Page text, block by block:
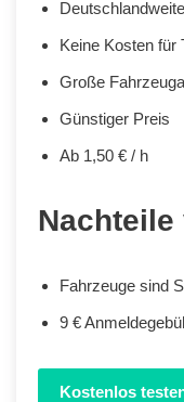
Keine Kosten für
Große
Günstiger Preis
Ab 1,50 € / h
Fahrzeuge sind
9 €
Kostenlos